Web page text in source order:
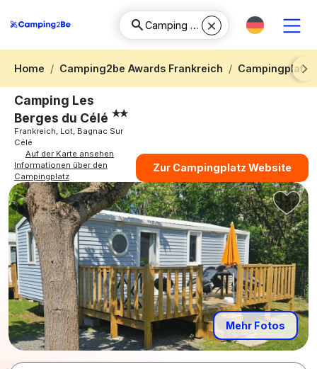
Home Camping2be Awards Frankreich
Campingplatz
Next
Camping Les
Berges du Célé
Frankreich, Lot, Bagnac Sur
Célé
Auf der Karte ansehen
Informationen über den
Campingplatz
Zur Campingplatz Website
Mehr Fotos